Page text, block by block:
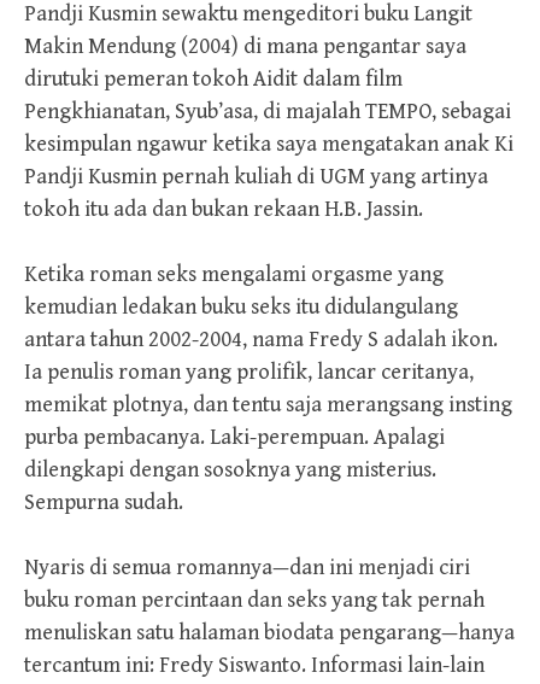
Pandji Kusmin sewaktu mengeditori buku Langit
Makin Mendung (2004) di mana pengantar saya
dirutuki pemeran tokoh Aidit dalam film
Pengkhianatan, Syub’asa, di majalah TEMPO, sebagai
kesimpulan ngawur ketika saya mengatakan anak Ki
Pandji Kusmin pernah kuliah di UGM yang artinya
tokoh itu ada dan bukan rekaan H.B. Jassin.
Ketika roman seks mengalami orgasme yang
kemudian ledakan buku seks itu didulangulang
antara tahun 2002-2004, nama Fredy S adalah ikon.
Ia penulis roman yang prolifik, lancar ceritanya,
memikat plotnya, dan tentu saja merangsang insting
purba pembacanya. Laki-perempuan. Apalagi
dilengkapi dengan sosoknya yang misterius.
Sempurna sudah.
Nyaris di semua romannya—dan ini menjadi ciri
buku roman percintaan dan seks yang tak pernah
menuliskan satu halaman biodata pengarang—hanya
tercantum ini: Fredy Siswanto. Informasi lain-lain